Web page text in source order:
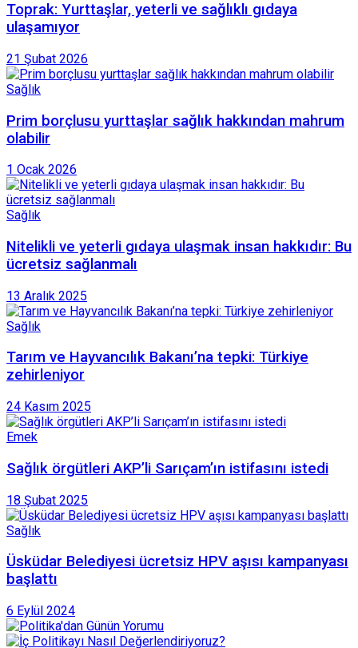
Toprak: Yurttaşlar, yeterli ve sağlıklı gıdaya
ulaşamıyor
21 Şubat 2026
Sağlık
Prim borçlusu yurttaşlar sağlık hakkından mahrum
olabilir
1 Ocak 2026
Sağlık
Nitelikli ve yeterli gıdaya ulaşmak insan hakkıdır: Bu
ücretsiz sağlanmalı
13 Aralık 2025
Sağlık
Tarım ve Hayvancılık Bakanı’na tepki: Türkiye
zehirleniyor
24 Kasım 2025
Emek
Sağlık örgütleri AKP’li Sarıçam’ın istifasını istedi
18 Şubat 2025
Sağlık
Üsküdar Belediyesi ücretsiz HPV aşısı kampanyası
başlattı
6 Eylül 2024